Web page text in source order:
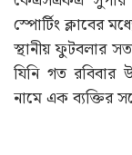
স্পোর্টিং ক্লাবের
স্থানীয় ফুটবলার
যিনি গত রবিবার
নামে এক ব্যক্তির